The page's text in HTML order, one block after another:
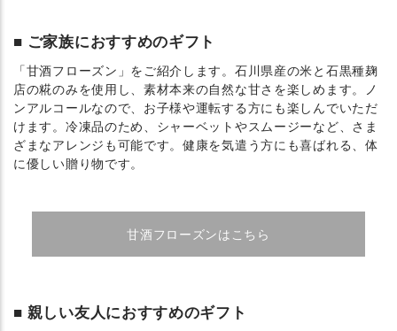
ご家族におすすめのギフト
「甘酒フローズン」をご紹介します。石川県産の米と石黒種麹
店の糀のみを使用し、素材本来の自然な甘さを楽しめます。ノ
ンアルコールなので、お子様や運転する方にも楽しんでいただ
けます。冷凍品のため、シャーベットやスムージーなど、さま
ざまなアレンジも可能です。健康を気遣う方にも喜ばれる、体
に優しい贈り物です。
甘酒フローズンはこちら
親しい友人におすすめのギフト